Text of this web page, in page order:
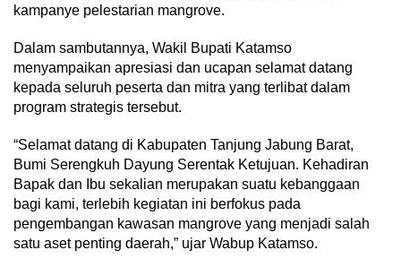
kampanye pelestarian mangrove.
Dalam sambutannya, Wakil Bupati Katamso
menyampaikan apresiasi dan ucapan selamat datang
kepada seluruh peserta dan mitra yang terlibat dalam
program strategis tersebut.
“Selamat datang di Kabupaten Tanjung Jabung Barat,
Bumi Serengkuh Dayung Serentak Ketujuan. Kehadiran
Bapak dan Ibu sekalian merupakan suatu kebanggaan
bagi kami, terlebih kegiatan ini berfokus pada
pengembangan kawasan mangrove yang menjadi salah
satu aset penting daerah,” ujar Wabup Katamso.